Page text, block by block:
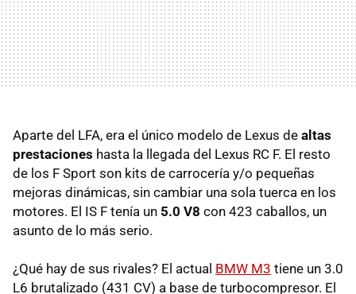
Aparte del LFA, era el único modelo de Lexus de altas
prestaciones hasta la llegada del Lexus RC F. El resto
de los F Sport son kits de carrocería y/o pequeñas
mejoras dinámicas, sin cambiar una sola tuerca en los
motores. El IS F tenía un 5.0 V8 con 423 caballos, un
asunto de lo más serio.
¿Qué hay de sus rivales? El actual BMW M3 tiene un 3.0
L6 brutalizado (431 CV) a base de turbocompresor. El